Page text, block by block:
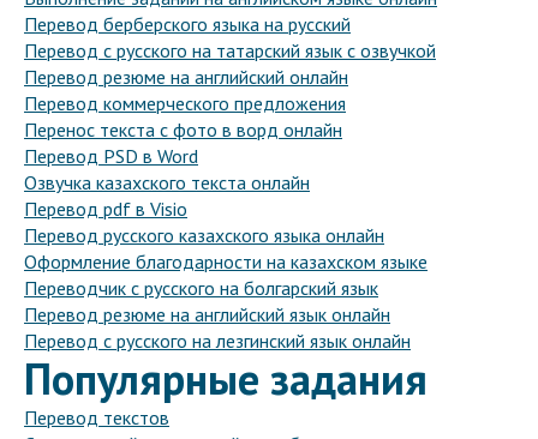
Перевод берберского языка на русский
Перевод с русского на татарский язык с озвучкой
Перевод резюме на английский онлайн
Перевод коммерческого предложения
Перенос текста с фото в ворд онлайн
Перевод PSD в Word
Озвучка казахского текста онлайн
Перевод pdf в Visio
Перевод русского казахского языка онлайн
Оформление благодарности на казахском языке
Переводчик с русского на болгарский язык
Перевод резюме на английский язык онлайн
Перевод с русского на лезгинский язык онлайн
Популярные задания
Перевод текстов